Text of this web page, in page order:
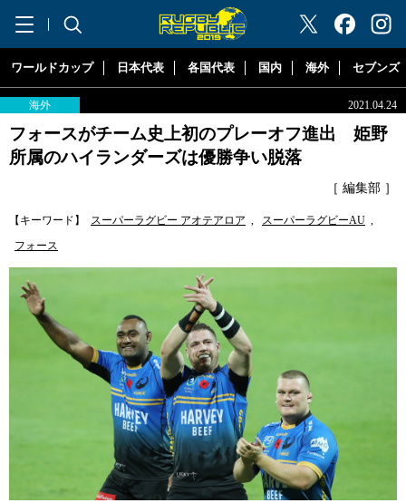
"ラグビーリパブリック"
ワールドカップ 日本代表 各国代表 国内 海外 セブンズ
海外 2021.04.24
フォースがチーム史上初のプレーオフ進出 姫野
所属のハイランダーズは優勝争い脱落
［ 編集部 ］
【キーワード】 スーパーラグビー アオテアロア , スーパーラグビーAU ,
フォース